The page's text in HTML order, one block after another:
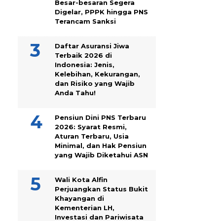
Besar-besaran Segera
Digelar, PPPK hingga PNS
Terancam Sanksi
Daftar Asuransi Jiwa
Terbaik 2026 di
Indonesia: Jenis,
Kelebihan, Kekurangan,
dan Risiko yang Wajib
Anda Tahu!
Pensiun Dini PNS Terbaru
2026: Syarat Resmi,
Aturan Terbaru, Usia
Minimal, dan Hak Pensiun
yang Wajib Diketahui ASN
Wali Kota Alfin
Perjuangkan Status Bukit
Khayangan di
Kementerian LH,
Investasi dan Pariwisata